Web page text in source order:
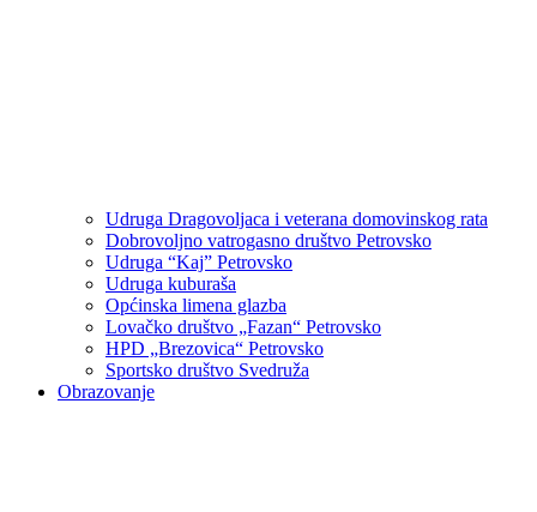
Udruga Dragovoljaca i veterana domovinskog rata
Dobrovoljno vatrogasno društvo Petrovsko
Udruga “Kaj” Petrovsko
Udruga kuburaša
Općinska limena glazba
Lovačko društvo „Fazan“ Petrovsko
HPD „Brezovica“ Petrovsko
Sportsko društvo Svedruža
Obrazovanje